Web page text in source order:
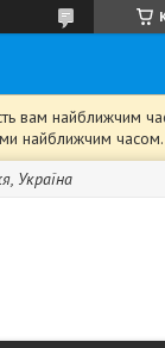
вам найближчим
найближчим часом.
Україна